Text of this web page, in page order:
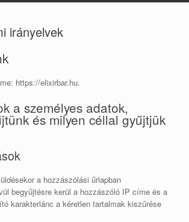
irányelvek
https://elixirbar.hu.
a személyes adatok,
és milyen céllal gyűjtjük
a hozzászólási űrlapban
begyűjtésre kerül a hozzászóló IP címe és a
karakterlánc a kéretlen tartalmak kiszűrése